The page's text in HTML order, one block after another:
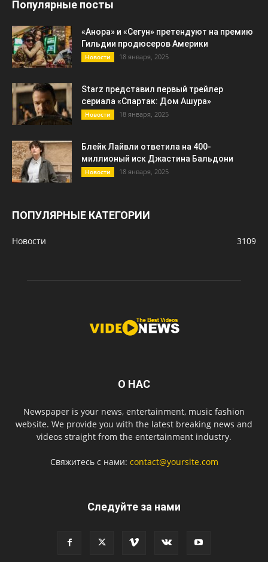
Популярные посты
«Анора» и «Сегун» претендуют на премию
Гильдии продюсеров Америки
Новости 18 января, 2025
Starz представил первый трейлер
сериала «Спартак: Дом Ашура»
Новости 18 января, 2025
Блейк Лайвли ответила на 400-
миллионый иск Джастина Бальдони
Новости 18 января, 2025
ПОПУЛЯРНЫЕ КАТЕГОРИИ
Новости 3109
О НАС
Newspaper is your news, entertainment, music fashion
website. We provide you with the latest breaking news and
videos straight from the entertainment industry.
Свяжитесь с нами: contact@yoursite.com
Следуйте за нами